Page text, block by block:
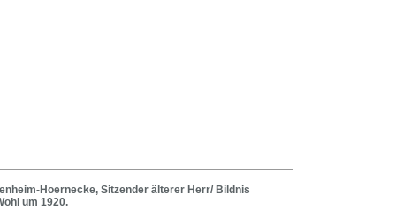
Hoernecke, Sitzender älterer Herr/ Bildnis
um 1920.